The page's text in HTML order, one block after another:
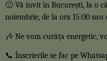
🙂 Vă invit în București, la o
noiembrie, de la ora 15:00 sau
🎶 Ne vom curăța energetic,
📞 Înscrierile se fac pe